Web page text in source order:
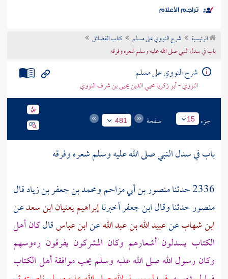
موضوعي
تراجم الأعلام
الرئيسية شرح النووي على مسلم
كتاب الفضائل
باب في سدل النبي صلى الله عليه وسلم شعره وفرقه
شرح النووي على مسلم
النووي - أبو زكريا محيي الدين يحيى بن شرف النووي
جزء 15 صفحة 481
باب في سدل النبي صلى الله عليه وسلم شعره وفرقه
2336 حدثنا
منصور بن أبي مزاحمومحمد بن جعفر بن زيادقال
منصورحدثنا وقالابن جعفرأخبرناإبراهيم يعنيان ابن سعدعن
ابن شهابعنعبيد الله بن عبد اللهعنابن عباسقالكانأهل
الكتاب يسدلون أشعارهم وكان المشركون يفرقون رءوسهم
وكان رسول الله صلى الله عليه وسلم يحب موافقةأهل الكتاب